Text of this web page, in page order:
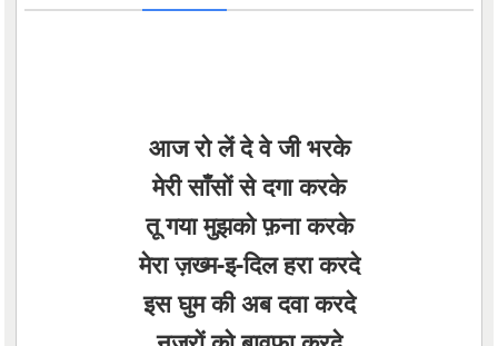
आज रो लें दे वे जी भरके
मेरी साँसों से दगा करके
तू गया मुझको फ़ना करके
मेरा ज़ख्म-इ-दिल हरा करदे
इस घुम की अब दवा करदे